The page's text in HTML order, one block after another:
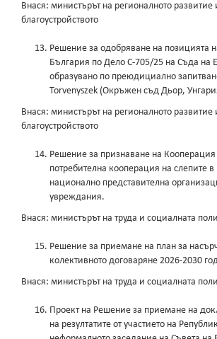
Внася: министърът на регионалното развитие
благоустройството
Решение за одобряване на позицията
България по Дело С-705/25 на Съда на
образувано по преюдициално
Torvenyszek (Окръжен съд Дьор,
Внася: министърът на регионалното развитие
благоустройството
Решение за признаване на
потребителна кооперация на слепите в
национално представителна
увреждания.
Внася: министърът на труда и социалната
Решение за приемане на план за
колективното договаряне 2026-2030
Внася: министърът на труда и социалната
Проект на Решение за приемане на
на резултатите от участието на